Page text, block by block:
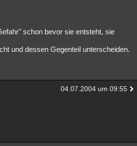
schon bevor sie entsteht, sie
und dessen Gegenteil unterscheiden.
04.07.2004 um 09:55